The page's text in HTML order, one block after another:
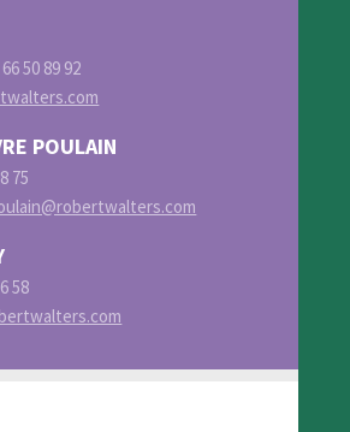
50 89 92
POULAIN
75
58